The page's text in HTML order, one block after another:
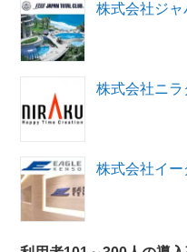
株式会社ジ
株式会社ニラ
株式会社イ